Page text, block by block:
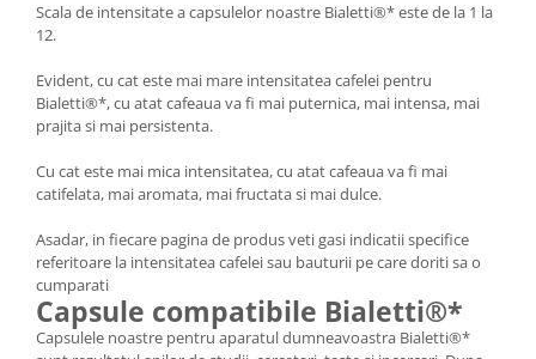
Scala de intensitate a capsulelor noastre Bialetti®* este de la 1 la
12.
Evident, cu cat este mai mare intensitatea cafelei pentru
Bialetti®*, cu atat cafeaua va fi mai puternica, mai intensa, mai
prajita si mai persistenta.
Cu cat este mai mica intensitatea, cu atat cafeaua va fi mai
catifelata, mai aromata, mai fructata si mai dulce.
Asadar, in fiecare pagina de produs veti gasi indicatii specifice
referitoare la intensitatea cafelei sau bauturii pe care doriti sa o
cumparati
Capsule compatibile Bialetti®*
Capsulele noastre pentru aparatul dumneavoastra Bialetti®*